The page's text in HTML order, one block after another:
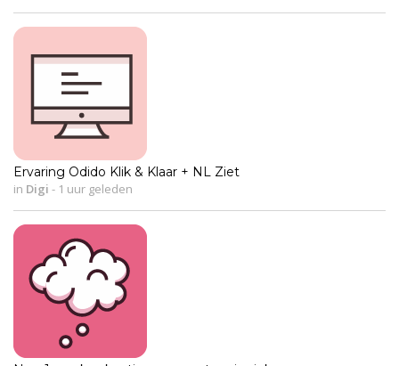
Ervaring Odido Klik & Klaar + NL Ziet
in Digi - 1 uur geleden